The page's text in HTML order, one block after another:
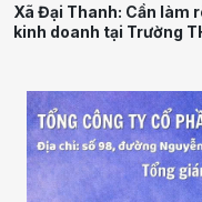
Xã Đại Thanh: Cần làm
kinh doanh tại Trường